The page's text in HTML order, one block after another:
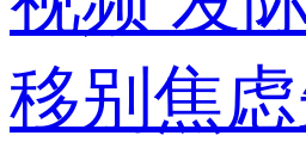
移别焦